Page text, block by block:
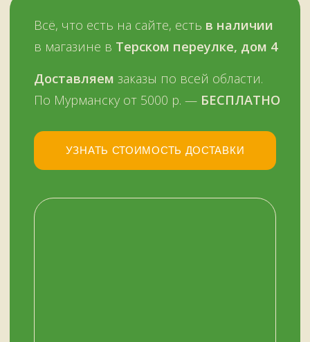
+7 (909) 563-11-00
WhatsApp
НАШ МАГАЗИН
Мурманск, переулок Терский, дом 4
+7 (909) 563-11-00
с 11:00 до 19:00